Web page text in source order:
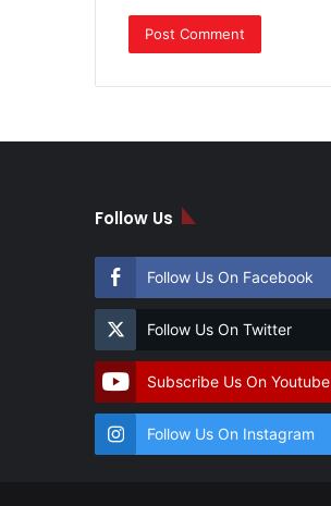
Follow Us
Follow Us On Facebook
Follow Us On Twitter
Subscribe Us On Youtube
Follow Us On Instagram